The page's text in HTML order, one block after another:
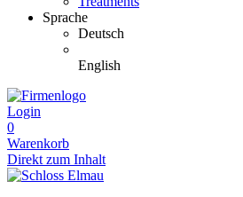
Sprache
Deutsch
English
Login
0
Warenkorb
Direkt zum Inhalt